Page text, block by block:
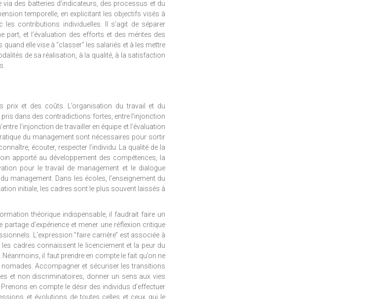
via des batteries d’indicateurs, des processus et du
temporelle, en explicitant les objectifs visés à
contributions individuelles. Il s’agit de séparer
part, et l’évaluation des efforts et des mérites des
elle vise à ‘’classer’’ les salariés et à les mettre
de sa réalisation, à la qualité, à la satisfaction
prix et des coûts. L’organisation du travail et du
dans des contradictions fortes, entre l’injonction
l’injonction de travailler en équipe et l’évaluation
du management sont nécessaires pour sortir
écouter, respecter l’individu. La qualité de la
apporté au développement des compétences, la
pour le travail de management et le dialogue
management. Dans les écoles, l’enseignement du
initiale, les cadres sont le plus souvent laissés à
théorique indispensable, il faudrait faire un
d’expérience et mener une réflexion critique
L’expression ‘’faire carrière’’ est associée à
cadres connaissent le licenciement et la peur du
il faut prendre en compte le fait qu’on ne
Accompagner et sécuriser les transitions
et non discriminatoires, donner un sens aux vies
en compte le désir des individus d’effectuer
et évolutions de toutes celles et ceux qui le